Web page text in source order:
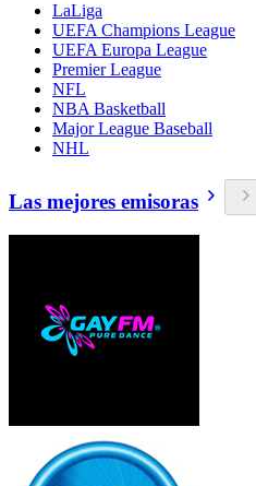
LaLiga
UEFA Champions League
UEFA Europa League
Premier League
NFL
NBA Basketball
Major League Baseball
NHL
Las mejores emisoras